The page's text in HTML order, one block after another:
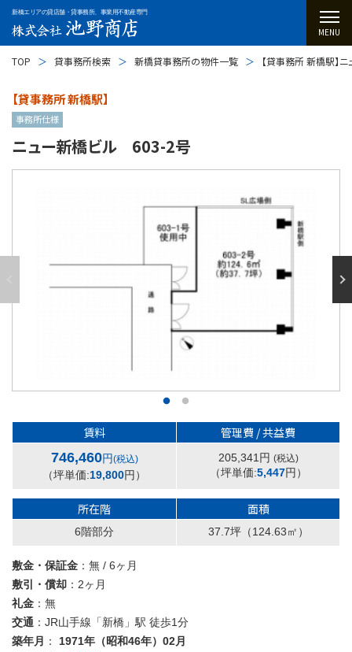
新橋エリアの貸店舗・貸事務所、事業用不動産専門
MENU
TOP 貸事務所検索 新橋貸事務所の物件一覧 【貸事務所 新橋駅】
【貸事務所 新橋駅】
事務所仕様
ニュー新橋ビル 603-2号
賃料
管理費 / 共益費
746,460円(税込)
（坪単価:19,800円）
205,341円 (税込)
（坪単価:5,447円）
所在階 面積
6階部分 37.7坪（124.63㎡）
敷金・保証金 ：無 / 6ヶ月
敷引・償却 ：2ヶ月
礼金 ：無
交通 ：JR山手線「新橋」駅 徒歩1分
築年月
： 1971年（昭和46年）02月